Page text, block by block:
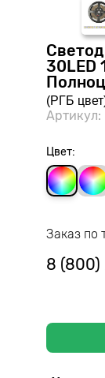
30LED
(РГБ
Цвет:
Заказ по
8